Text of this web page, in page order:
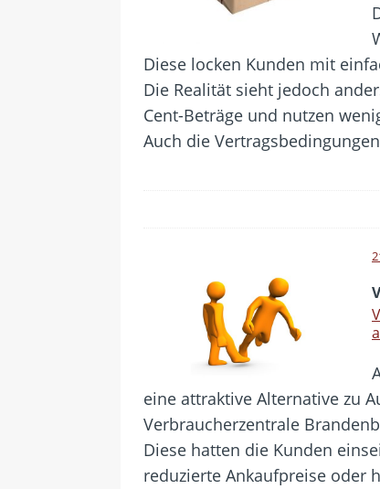
Diese locken Kunden mit
Die Realität sieht jedoch
Cent-Beträge und nutzen
Auch die
eine attraktive Alternative zu
Verbraucherzentrale
Diese hatten die Kunden
reduzierte Ankaufpreise oder